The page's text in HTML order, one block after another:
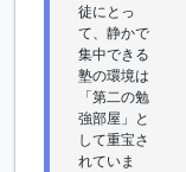
徒にとっ
て、静かで
集中できる
塾の環境は
「第二の勉
強部屋」と
して重宝さ
れていま